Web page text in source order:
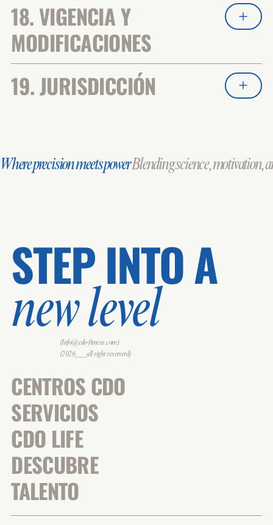
18. VIGENCIA Y
MODIFICACIONES
19. JURISDICCIÓN
Where precision meets powerBlending science, motivation,
STEP INTO A
new level
(Info@cdo-fitness.com)
(2026___all right reserverd)
CENTROS CDO
SERVICIOS
CDO LIFE
DESCUBRE
TALENTO